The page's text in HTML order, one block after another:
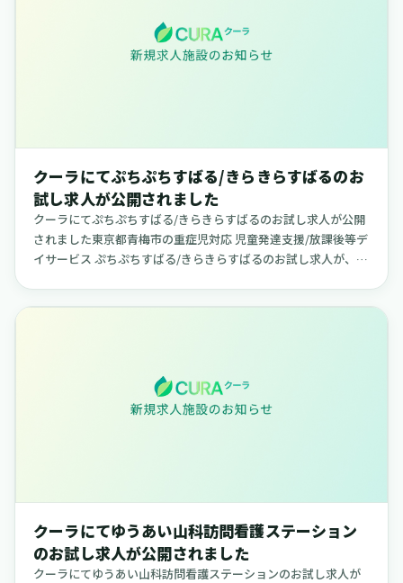
クーラにてぷちぷちすばる/きらきらすばるのお
試し求人が公開されました
クーラにてぷちぷちすばる/きらきらすばるのお試し求人が公開
されました東京都青梅市の重症児対応 児童発達支援/放課後等デ
イサービス ぷちぷちすばる/きらきらすばるのお試し求人が、ク
クーラにてゆうあい山科訪問看護ステーション
のお試し求人が公開されました
クーラにてゆうあい山科訪問看護ステーションのお試し求人が